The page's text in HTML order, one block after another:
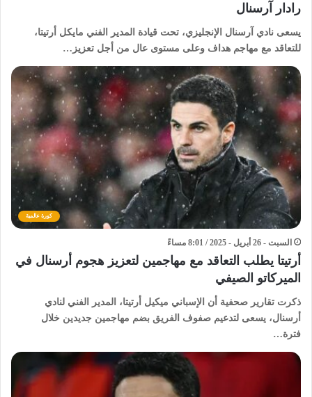
رادار آرسنال
يسعى نادي آرسنال الإنجليزي، تحت قيادة المدير الفني مايكل أرتيتا،
للتعاقد مع مهاجم هداف وعلى مستوى عال من أجل تعزيز…
كورة عالمية
السبت - 26 أبريل - 2025 / 8:01 مساءً
أرتيتا يطلب التعاقد مع مهاجمين لتعزيز هجوم أرسنال في
الميركاتو الصيفي
ذكرت تقارير صحفية أن الإسباني ميكيل أرتيتا، المدير الفني لنادي
أرسنال، يسعى لتدعيم صفوف الفريق بضم مهاجمين جديدين خلال
فترة…